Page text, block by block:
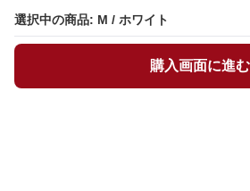
選択中の商品: M / ホワイト
購入画面に進む
選択中の商品: M / ホワイト
購入画面に進む